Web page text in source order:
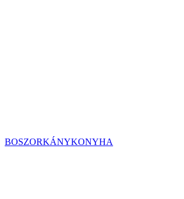
BOSZORKÁNYKONYHA